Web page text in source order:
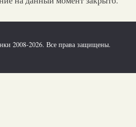
2008-2026. Все права защищены.